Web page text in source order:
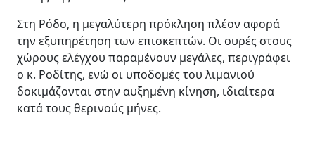
Στη Ρόδο, η μεγαλύτερη πρόκληση πλέον αφορά
την εξυπηρέτηση των επισκεπτών. Οι ουρές στους
χώρους ελέγχου παραμένουν μεγάλες, περιγράφει
ο κ. Ροδίτης, ενώ οι υποδομές του λιμανιού
δοκιμάζονται στην αυξημένη κίνηση, ιδιαίτερα
κατά τους θερινούς μήνες.